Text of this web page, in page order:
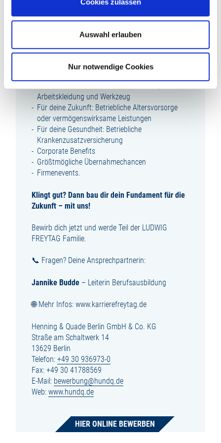
Cookies zulassen
Auswahl erlauben
Nur notwendige Cookies
WAS DICH BEI UNS ERWARTET:
Übertarifliche Ausbildungsvergütung
Zusätzliches Urlaubsgeld
Arbeitskleidung und Werkzeug
Für deine Zukunft: Betriebliche Altersvorsorge
oder vermögenswirksame Leistungen
Für deine Gesundheit: Betriebliche
Krankenzusatzversicherung
Corporate Benefits
Größtmögliche Übernahmechancen
Firmenevents.
Klingt gut? Dann bau dir dein Fundament für die
Zukunft – mit uns!
Bewirb dich jetzt und werde Teil der LUDWIG
FREYTAG Familie.
📞 Fragen? Deine Ansprechpartnerin:
Jannike Budde – Leiterin Berufsausbildung
🌐 Mehr Infos: www.karrierefreytag.de
Henning & Quade Berlin GmbH & Co. KG
Straße am Schaltwerk 14
13629 Berlin
Telefon: +49 30 936973-0
Fax: +49 30 41788569
E-Mail: bewerbung@hundq.de
Web: www.hundq.de
HIER ONLINE BEWERBEN